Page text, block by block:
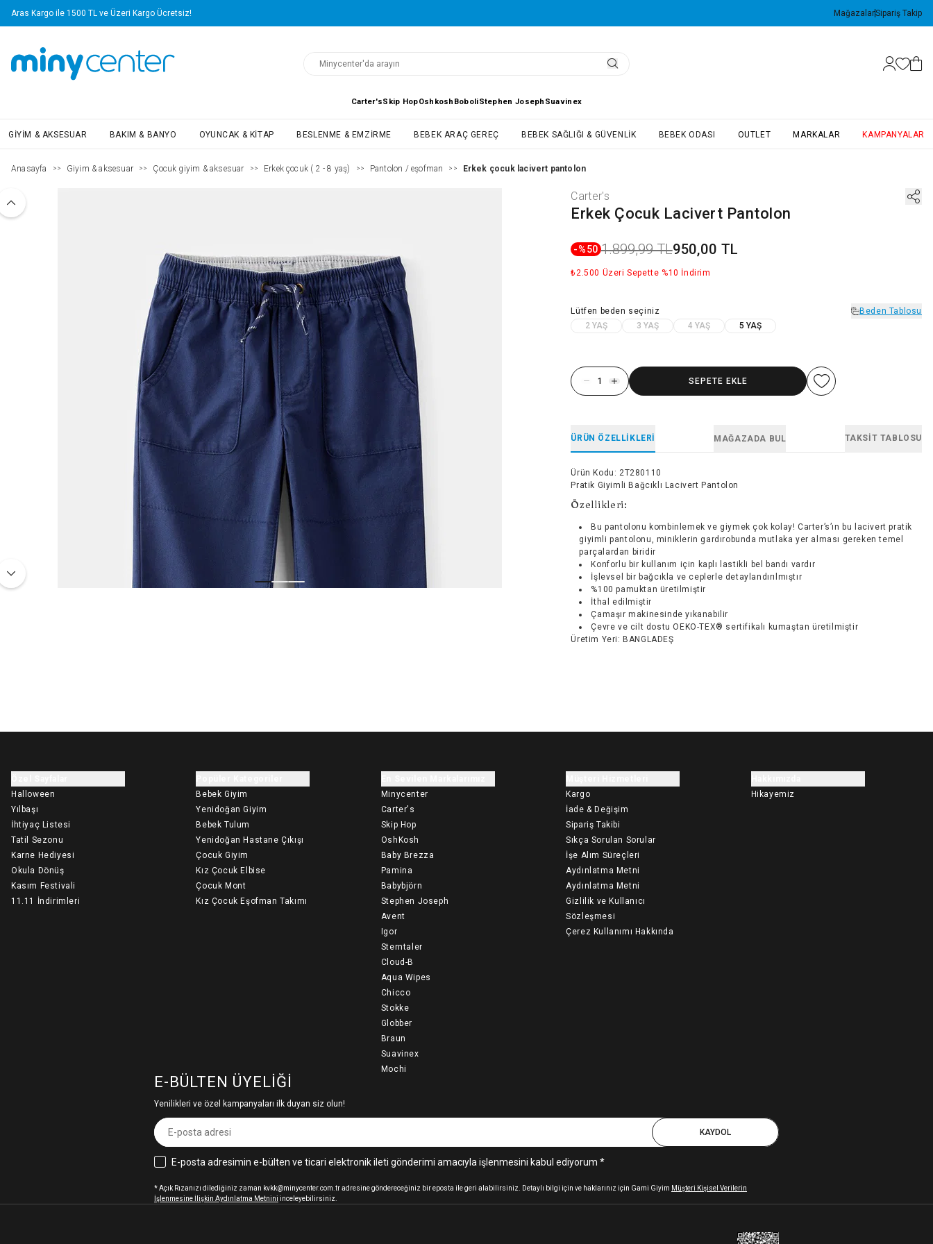
Aras Kargo ile 1500 TL ve Üzeri Kargo Ücretsiz! MağazalarSipariş Takip
Carter'sSkip HopOshkosh BoboliStephen Joseph Suavinex
GIYIM & AKSESUAR BAKIM & BANYO OYUNCAK & KITAP BESLENME & EMZIRME BEBEK ARAÇ GEREÇ BEBEK SAĞLIĞI & GÜVENLIK BEBEK ODASI OUTLET MARKALAR KAMPANYALAR
Anasayfa >> Giyim & aksesuar >> Çocuk giyim & aksesuar >> Erkek çocuk ( 2 - 8 yaş) >> Pantolon / eşofman >> Erkek çocuk lacivert pantolon
Carter's
Erkek Çocuk Lacivert Pantolon
-%50 1.899,99 TL950,00 TL
₺2.500 Üzeri Sepette %10 İndirim
Lütfen beden seçiniz
Beden Tablosu
2 YAŞ
3 YAŞ 4 YAŞ 5 YAŞ
SEPETE EKLE
ÜRÜN ÖZELLIKLERI MAĞAZADA BUL TAKSIT TABLOSU
Ürün Kodu : 2T280110
Pratik Giyimli Bağcıklı Lacivert Pantolon
Özellikleri:
Bu pantolonu kombinlemek ve giymek çok kolay! Carter’s’ın bu lacivert pratik
giyimli pantolonu, miniklerin gardırobunda mutlaka yer alması gereken temel
parçalardan biridir
Konforlu bir kullanım için kaplı lastikli bel bandı vardır
İşlevsel bir bağcıkla ve ceplerle detaylandırılmıştır
%100 pamuktan üretilmiştir
İthal edilmiştir
Çamaşır makinesinde yıkanabilir
Çevre ve cilt dostu OEKO-TEX® sertifikalı kumaştan üretilmiştir
Üretim Yeri : BANGLADEŞ
Halloween
Yılbaşı
İhtiyaç Listesi
Tatil Sezonu
Karne Hediyesi
Okula Dönüş
Kasım Festivali
11.11 İndirimleri
Bebek Giyim
Yenidoğan Giyim
Bebek Tulum
Yenidoğan Hastane Çıkışı
Çocuk Giyim
Kız Çocuk Elbise
Çocuk Mont
Kız Çocuk Eşofman Takımı
Minycenter
Carter's
Skip Hop
OshKosh
Baby Brezza
Pamina
Babybjörn
Stephen Joseph
Avent
Igor
Sterntaler
Cloud-B
Aqua Wipes
Chicco
Stokke
Globber
Braun
Suavinex
Mochi
Kargo
İade & Değişim
Sipariş Takibi
Sıkça Sorulan Sorular
İşe Alım Süreçleri
Aydınlatma Metni
Aydınlatma Metni
Gizlilik ve Kullanıcı
Sözleşmesi
Çerez Kullanımı Hakkında
Hikayemiz
E-BÜLTEN ÜYELIĞI
Yenilikleri ve özel kampanyaları ilk duyan siz olun!
KAYDOL
E-posta adresimin e-bülten ve ticari elektronik ileti gönderimi amacıyla işlenmesini kabul ediyorum *
* Açık Rızanızı dilediğiniz zaman kvkk@minycenter.com.tr adresine göndereceğiniz bir eposta ile geri alabilirsiniz. Detaylı bilgi için ve haklarınız için Gami Giyim Müşteri Kişisel Verilerin
İşlenmesine İlişkin Aydınlatma Metnini inceleyebilirsiniz.